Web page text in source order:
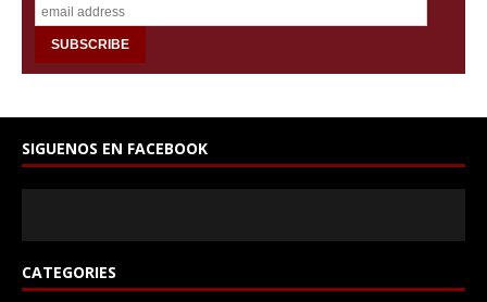
SIGUENOS EN FACEBOOK
CATEGORIES